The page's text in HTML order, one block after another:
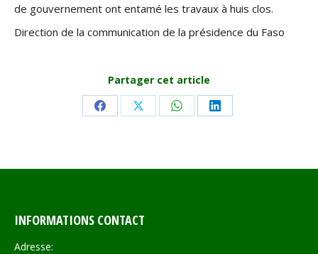
de gouvernement ont entamé les travaux à huis clos.
Direction de la communication de la présidence du Faso
Partager cet article
Share Share Share Share
INFORMATIONS CONTACT
Adresse: